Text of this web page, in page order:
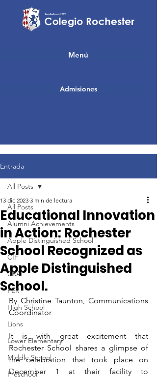
Admisiones
Menú
Entrada
All Posts
Alumni Achievements
Apple Distinguished School
CIF
CRA
FER
High School
Lions
Lower Elementary
Middle School
Preschool
All Posts
Educational Innovation
in Action: Rochester
School Recognized as
Apple Distinguished
School.
13 dic 2023 3 min de lectura
By Christine Taunton, Communications
Coordinator
It is with great excitement that
Rochester School shares a glimpse of
the celebration that took place on
December 1 at their facility to